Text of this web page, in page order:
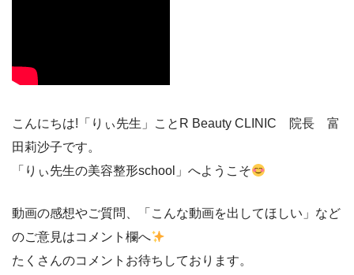
こんにちは!「りぃ先生」ことR Beauty CLINIC 院長 富
田莉沙子です。
「りぃ先生の美容整形school」へようこそ
動画の感想やご質問、「こんな動画を出してほしい」など
のご意見はコメント欄へ
たくさんのコメントお待ちしております。